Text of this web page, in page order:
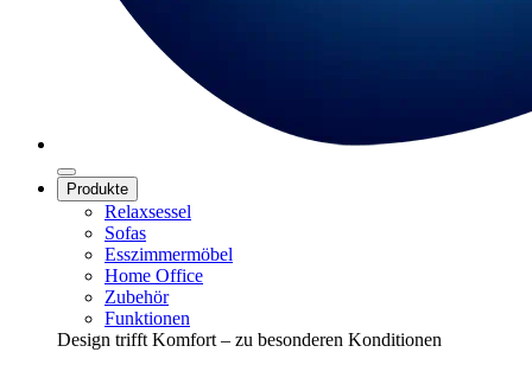
Produkte
Relaxsessel
Sofas
Esszimmermöbel
Home Office
Zubehör
Funktionen
Design trifft Komfort – zu besonderen Konditionen